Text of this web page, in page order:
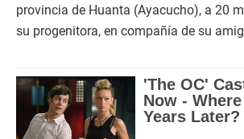
provincia de Huanta (Ayacucho), a 20
su progenitora, en compañía de su